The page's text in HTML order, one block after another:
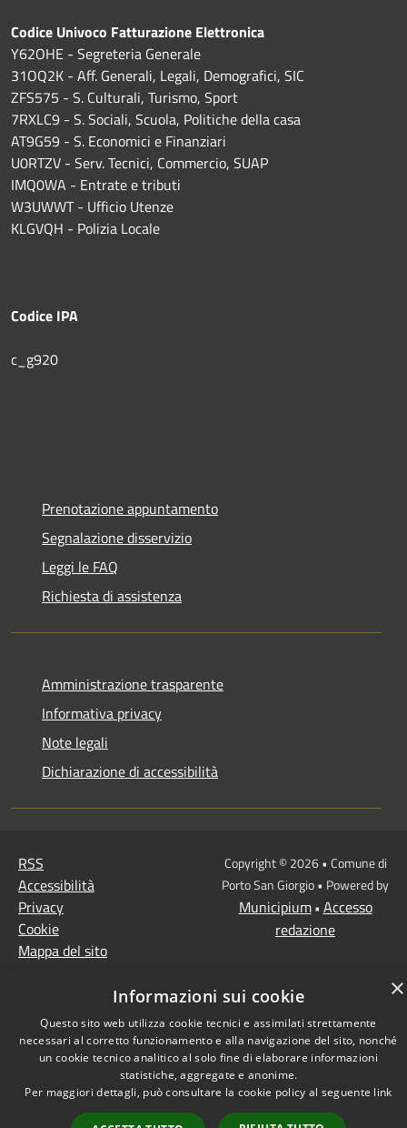
Codice Univoco Fatturazione Elettronica
Y62OHE - Segreteria Generale
31OQ2K - Aff. Generali, Legali, Demografici, SIC
ZFS575 - S. Culturali, Turismo, Sport
7RXLC9 - S. Sociali, Scuola, Politiche della casa
AT9G59 - S. Economici e Finanziari
U0RTZV - Serv. Tecnici, Commercio, SUAP
IMQ0WA - Entrate e tributi
W3UWWT - Ufficio Utenze
KLGVQH - Polizia Locale
Codice IPA
c_g920
Prenotazione appuntamento
Segnalazione disservizio
Leggi le FAQ
Richiesta di assistenza
Amministrazione trasparente
Informativa privacy
Note legali
Dichiarazione di accessibilità
RSS
Accessibilità
Privacy
Cookie
Mappa del sito
Copyright © 2026 • Comune di
Porto San Giorgio • Powered by
Municipium• Accesso
redazione
×
Informazioni sui cookie
Questo sito web utilizza cookie tecnici e assimilati strettamente
necessari al corretto funzionamento e alla navigazione del sito, nonché
un cookie tecnico analitico al solo fine di elaborare informazioni
statistiche, aggregate e anonime.
Per maggiori dettagli, può consultare la cookie policy al seguente link